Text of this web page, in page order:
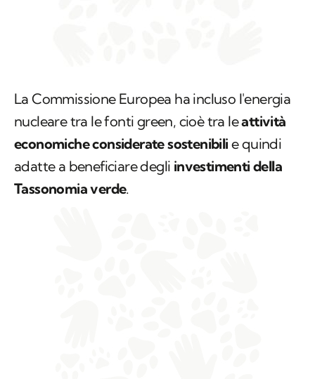
La Commissione Europea ha incluso l'energia
nucleare tra le fonti green, cioè tra leattività
economiche considerate sostenibili e quindi
adatte a beneficiare degli investimenti della
Tassonomia verde.